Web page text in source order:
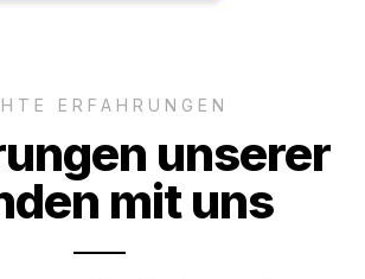
ERFAHRUNGEN
unserer
mit uns